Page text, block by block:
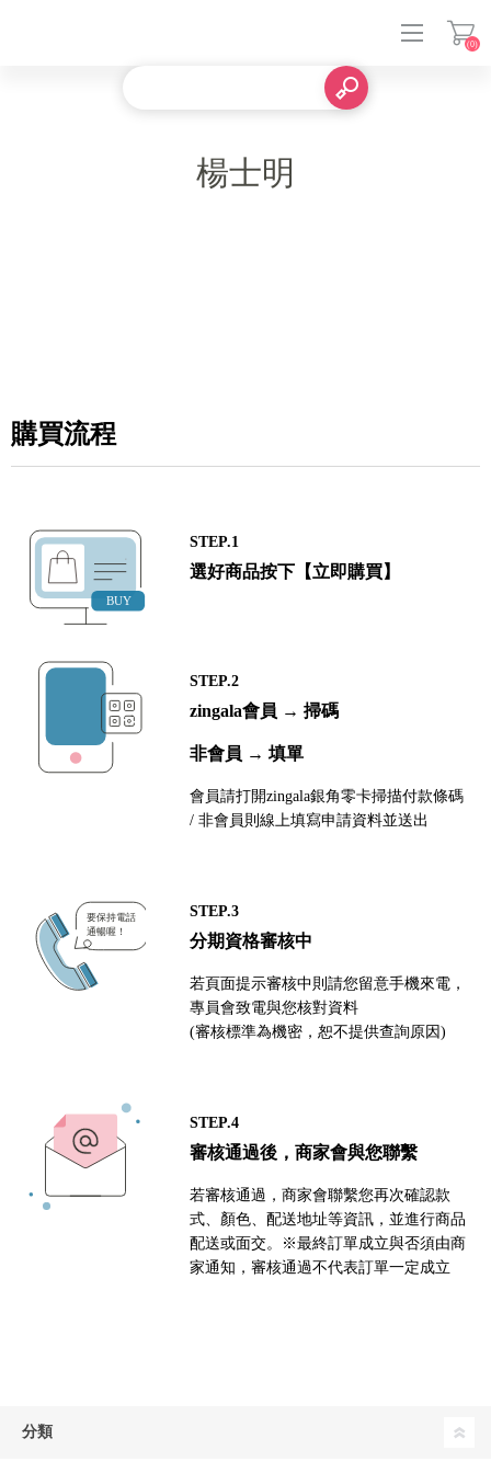
(0)
楊士明
購買流程
STEP.1
選好商品按下【立即購買】
STEP.2
zingala會員 → 掃碼
非會員 → 填單
會員請打開zingala銀角零卡掃描付款條碼
/ 非會員則線上填寫申請資料並送出
STEP.3
分期資格審核中
若頁面提示審核中則請您留意手機來電，
專員會致電與您核對資料
(審核標準為機密，恕不提供查詢原因)
STEP.4
審核通過後，商家會與您聯繫
若審核通過，商家會聯繫您再次確認款
式、顏色、配送地址等資訊，並進行商品
配送或面交。※最終訂單成立與否須由商
家通知，審核通過不代表訂單一定成立
分類